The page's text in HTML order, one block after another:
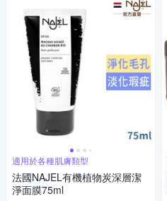
適用於各種肌膚類型
法國NAJEL有機植物炭深層潔
淨面膜75ml